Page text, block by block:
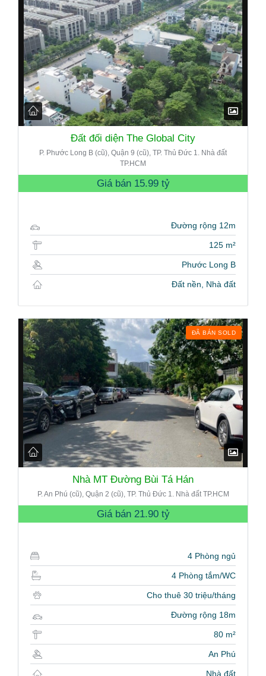
Đất đối diện The Global City
P. Phước Long B (cũ), Quận 9 (cũ), TP. Thủ Đức 1. Nhà đất
TP.HCM
Giá bán 15.99 tỷ
Đường rộng 12m
125 m²
Phước Long B
Đất nền, Nhà đất
ĐÃ BÁN SOLD
Nhà MT Đường Bùi Tá Hán
P. An Phú (cũ), Quận 2 (cũ), TP. Thủ Đức 1. Nhà đất TP.HCM
Giá bán 21.90 tỷ
4 Phòng ngủ
4 Phòng tắm/WC
Cho thuê 30 triệu/tháng
Đường rộng 18m
80 m²
An Phú
Nhà đất